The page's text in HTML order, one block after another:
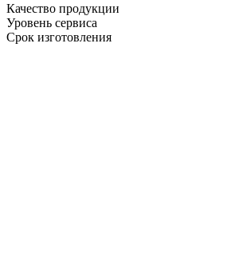
Качество продукции
Уровень сервиса
Срок изготовления